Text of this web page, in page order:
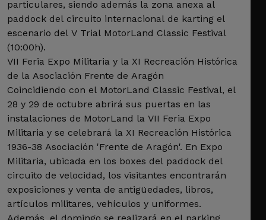
particulares, siendo además la zona anexa al
paddock del circuito internacional de karting el
escenario del V Trial MotorLand Classic Festival
(10:00h).
VII Feria Expo Militaria y la XI Recreación Histórica
de la Asociación Frente de Aragón
Coincidiendo con el MotorLand Classic Festival, el
28 y 29 de octubre abrirá sus puertas en las
instalaciones de MotorLand la VII Feria Expo
Militaria y se celebrará la XI Recreación Histórica
1936-38 Asociación 'Frente de Aragón'. En Expo
Militaria, ubicada en los boxes del paddock del
circuito de velocidad, los visitantes encontrarán
exposiciones y venta de antigüedades, libros,
artículos militares, vehículos y uniformes.